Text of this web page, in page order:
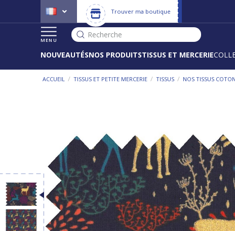
Trouver ma boutique
MENU
Recherche
NOUVEAUTÉSNOS PRODUITSTISSUS ET MERCERIE
ACCUEIL / TISSUS ET PETITE MERCERIE / TISSUS / NOS TISSUS COTON